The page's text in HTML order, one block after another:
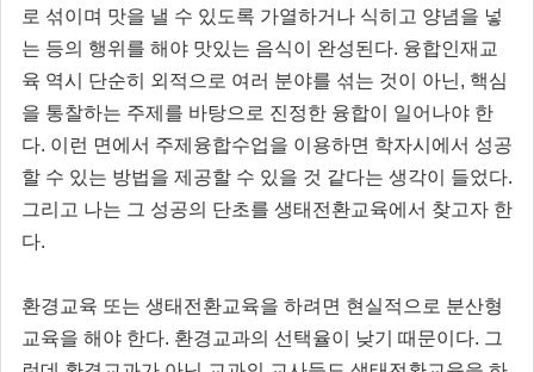
로 섞이며 맛을 낼 수 있도록 가열하거나 식히고 양념을 넣
는 등의 행위를 해야 맛있는 음식이 완성된다. 융합인재교
육 역시 단순히 외적으로 여러 분야를 섞는 것이 아닌, 핵심
을 통찰하는 주제를 바탕으로 진정한 융합이 일어나야 한
다. 이런 면에서 주제융합수업을 이용하면 학자시에서 성공
할 수 있는 방법을 제공할 수 있을 것 같다는 생각이 들었다.
그리고 나는 그 성공의 단초를 생태전환교육에서 찾고자 한
다.
환경교육 또는 생태전환교육을 하려면 현실적으로 분산형
교육을 해야 한다. 환경교과의 선택율이 낮기 때문이다. 그